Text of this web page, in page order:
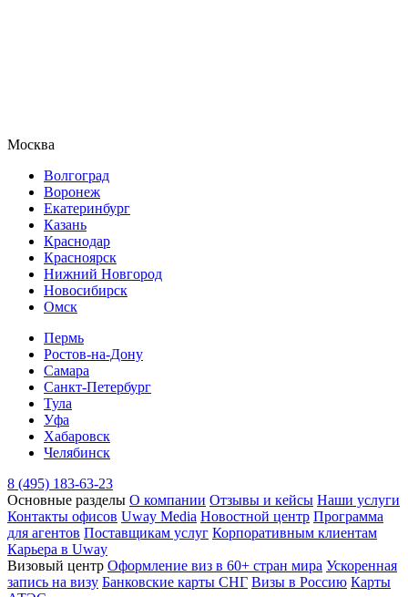
Москва
Волгоград
Воронеж
Екатеринбург
Казань
Краснодар
Красноярск
Нижний Новгород
Новосибирск
Омск
Пермь
Ростов-на-Дону
Самара
Санкт-Петербург
Тула
Уфа
Хабаровск
Челябинск
8 (495) 183-63-23
Основные разделы О компании Отзывы и кейсы Наши услуги
Контакты офисов Uway Media Новостной центр Программа
для агентов Поставщикам услуг Корпоративным клиентам
Карьера в Uway
Визовый центр Оформление виз в 60+ стран мира Ускоренная
запись на визу Банковские карты СНГ Визы в Россию Карты